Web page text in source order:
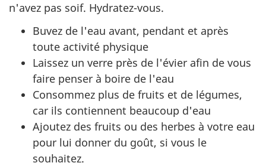
n'avez pas soif. Hydratez-vous.
Buvez de l'eau avant, pendant et après
toute activité physique
Laissez un verre près de l'évier afin de vous
faire penser à boire de l'eau
Consommez plus de fruits et de légumes,
car ils contiennent beaucoup d'eau
Ajoutez des fruits ou des herbes à votre eau
pour lui donner du goût, si vous le
souhaitez.